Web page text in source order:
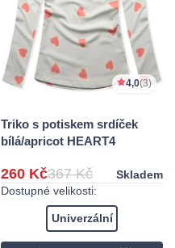
4,0(3)
Triko s potiskem srdíček
bílá/apricot HEART4
260 Kč367 Kč
Skladem
Dostupné velikosti:
Univerzální